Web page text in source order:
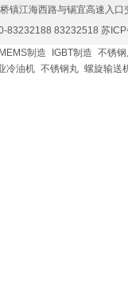
镇江海西路与锡宜高速入
83232188 83232518 苏
MEMS制造 IGBT制造 不锈
冷油机 不锈钢丸 螺旋输送